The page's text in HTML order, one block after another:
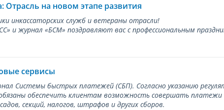
Отрасль на новом этапе развития
инкассаторских служб и ветераны отрасли!
и журнал «БСМ» поздравляют вас с профессиональным
сервисы
Системы быстрых платежей (СБП). Согласно указанию
обеспечить клиентам возможность совершать платежи
секций, налогов, штрафов и других сборов.